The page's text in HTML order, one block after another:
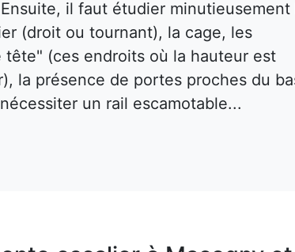
il faut étudier minutieusement
(droit ou tournant), la cage, les
(ces endroits où la hauteur est
la présence de portes proches du
un rail escamotable...